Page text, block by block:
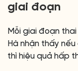
giai đoạn
Mỗi giai đoạn
Hà nhận thấy
thì hiệu quả hấp